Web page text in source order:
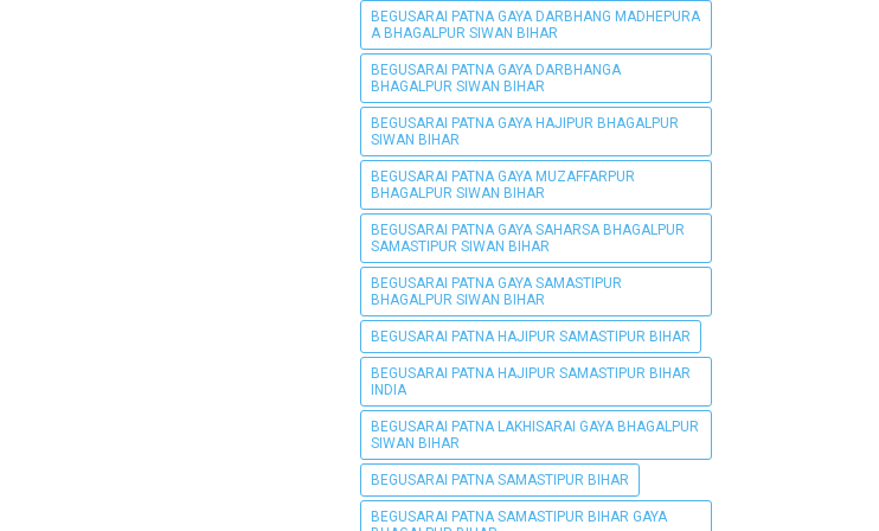
BEGUSARAI PATNA GAYA DARBHANG MADHEPURA
A BHAGALPUR SIWAN BIHAR
BEGUSARAI PATNA GAYA DARBHANGA
BHAGALPUR SIWAN BIHAR
BEGUSARAI PATNA GAYA HAJIPUR BHAGALPUR
SIWAN BIHAR
BEGUSARAI PATNA GAYA MUZAFFARPUR
BHAGALPUR SIWAN BIHAR
BEGUSARAI PATNA GAYA SAHARSA BHAGALPUR
SAMASTIPUR SIWAN BIHAR
BEGUSARAI PATNA GAYA SAMASTIPUR
BHAGALPUR SIWAN BIHAR
BEGUSARAI PATNA HAJIPUR SAMASTIPUR BIHAR
BEGUSARAI PATNA HAJIPUR SAMASTIPUR BIHAR
INDIA
BEGUSARAI PATNA LAKHISARAI GAYA BHAGALPUR
SIWAN BIHAR
BEGUSARAI PATNA SAMASTIPUR BIHAR
BEGUSARAI PATNA SAMASTIPUR BIHAR GAYA